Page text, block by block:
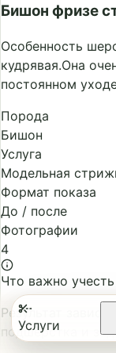
Бишон фризе
Особенность
кудрявая.Она
постоянном
Порода
Бишон
Услуга
Модельная
Формат показа
До / после
Фотографии
4
Что важно учесть
Результат
подшёрстка и
Услуги